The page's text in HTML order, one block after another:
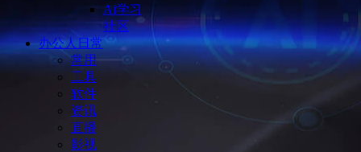
Ai学习
社区
办公人日常
常用
工具
软件
资讯
直播
影视